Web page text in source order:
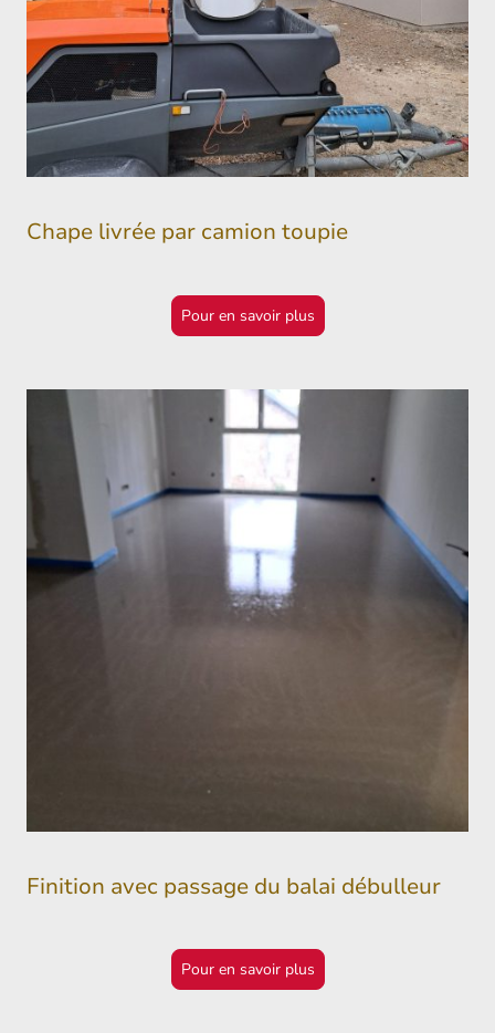
Chape livrée par camion toupie
Pour en savoir plus
Finition avec passage du balai débulleur
Pour en savoir plus